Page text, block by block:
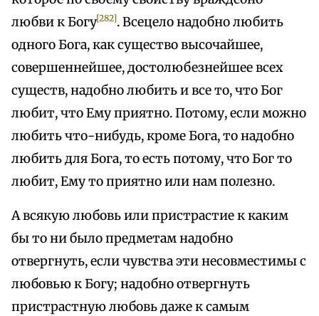
любви к Богу[282]. Всецело надобно любить
одного Бога, как существо высочайшее,
совершеннейшее, достолюбезнейшее всех
существ, надобно любить и все то, что Бог
любит, что Ему приятно. Потому, если можно
любить что-нибудь, кроме Бога, то надобно
любить для Бога, то есть потому, что Бог то
любит, Ему то приятно или нам полезно.
А всякую любовь или пристрастие к каким
бы то ни было предметам надобно
отвергнуть, если чувства эти несовместимы с
любовью к Богу; надобно отвергнуть
пристрастную любовь даже к самым